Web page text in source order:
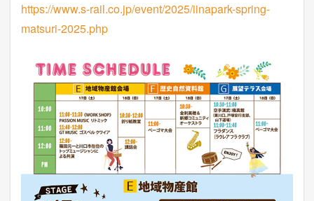
https://www.s-rail.co.jp/event/2025/iinapark-spring-
matsuri-2025.php